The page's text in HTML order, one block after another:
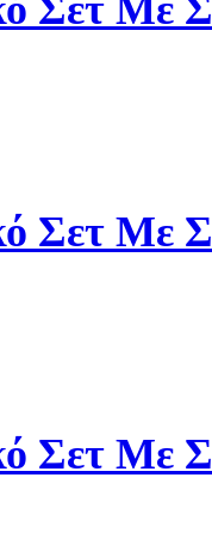
Σετ Με
Σετ Με
Σετ Με